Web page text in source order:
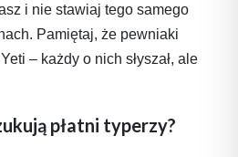
i nie stawiaj tego samego
Pamiętaj, że pewniaki
– każdy o nich słyszał, ale
płatni typerzy?